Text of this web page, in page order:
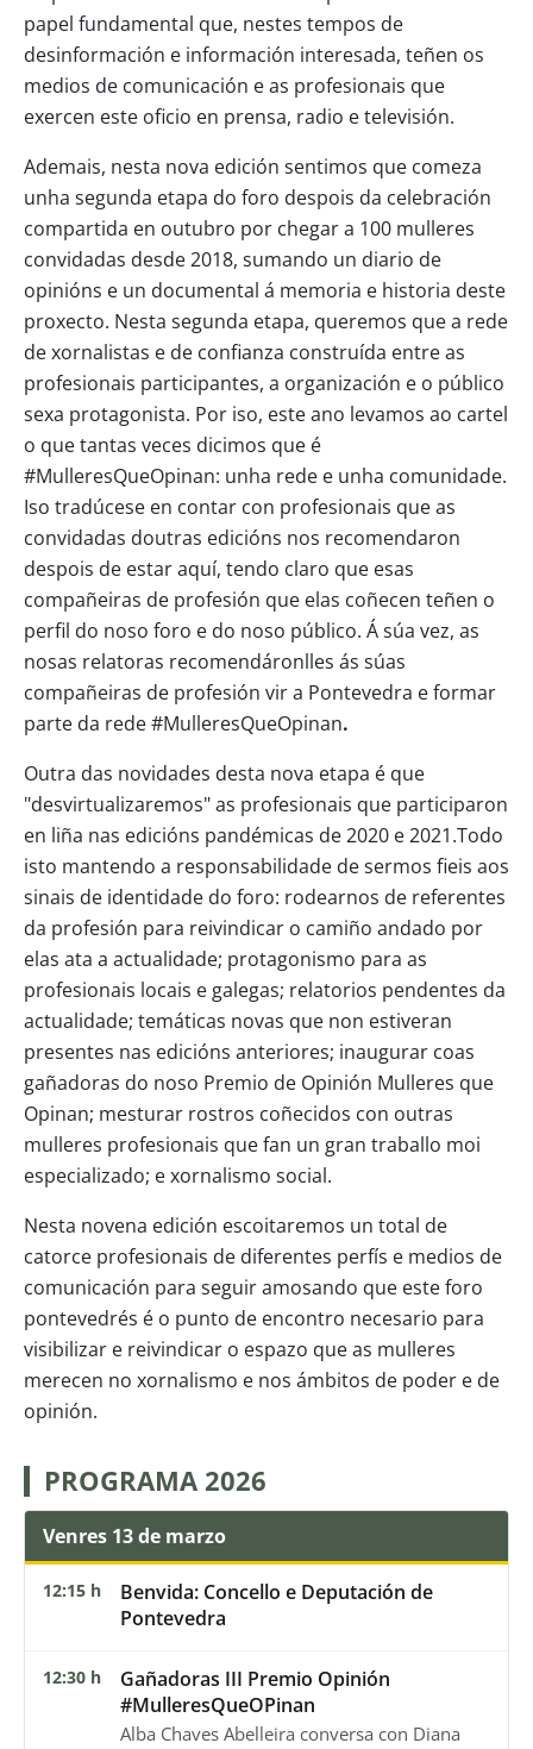
papel fundamental que, nestes tempos de
desinformación e información interesada, teñen os
medios de comunicación e as profesionais que
exercen este oficio en prensa, radio e televisión.
Ademais, nesta nova edición sentimos que comeza
unha segunda etapa do foro despois da celebración
compartida en outubro por chegar a 100 mulleres
convidadas desde 2018, sumando un diario de
opinións e un documental á memoria e historia deste
proxecto. Nesta segunda etapa, queremos que a rede
de xornalistas e de confianza construída entre as
profesionais participantes, a organización e o público
sexa protagonista. Por iso, este ano levamos ao cartel
o que tantas veces dicimos que é
#MulleresQueOpinan: unha rede e unha comunidade.
Iso tradúcese en contar con profesionais que as
convidadas doutras edicións nos recomendaron
despois de estar aquí, tendo claro que esas
compañeiras de profesión que elas coñecen teñen o
perfil do noso foro e do noso público. Á súa vez, as
nosas relatoras recomendáronlles ás súas
compañeiras de profesión vir a Pontevedra e formar
parte da rede #MulleresQueOpinan.
Outra das novidades desta nova etapa é que
"desvirtualizaremos" as profesionais que participaron
en liña nas edicións pandémicas de 2020 e 2021.Todo
isto mantendo a responsabilidade de sermos fieis aos
sinais de identidade do foro: rodearnos de referentes
da profesión para reivindicar o camiño andado por
elas ata a actualidade; protagonismo para as
profesionais locais e galegas; relatorios pendentes da
actualidade; temáticas novas que non estiveran
presentes nas edicións anteriores; inaugurar coas
gañadoras do noso Premio de Opinión Mulleres que
Opinan; mesturar rostros coñecidos con outras
mulleres profesionais que fan un gran traballo moi
especializado; e xornalismo social.
Nesta novena edición escoitaremos un total de
catorce profesionais de diferentes perfís e medios de
comunicación para seguir amosando que este foro
pontevedrés é o punto de encontro necesario para
visibilizar e reivindicar o espazo que as mulleres
merecen no xornalismo e nos ámbitos de poder e de
opinión.
PROGRAMA 2026
Venres 13 de marzo
12:15 h
Benvida: Concello e Deputación de
Pontevedra
12:30 h
Gañadoras III Premio Opinión
#MulleresQueOPinan
Alba Chaves Abelleira conversa con Diana